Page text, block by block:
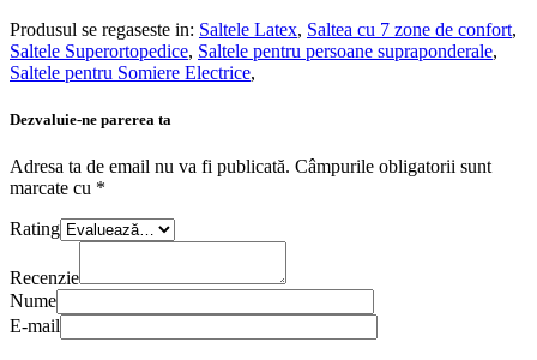
Produsul se regaseste in: Saltele Latex, Saltea cu 7 zone de confort,
Saltele Superortopedice, Saltele pentru persoane supraponderale,
Saltele pentru Somiere Electrice,
Dezvaluie-ne parerea ta
Adresa ta de email nu va fi publicată. Câmpurile obligatorii sunt
marcate cu *
Rating
Recenzie
Nume
E-mail